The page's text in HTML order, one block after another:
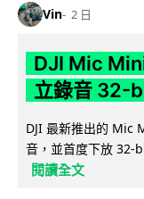
Vin 2 日
DJI Mic
立錄音 32-
DJI 最新推出的 Mic
音，並首度下放 32-
閱讀全文